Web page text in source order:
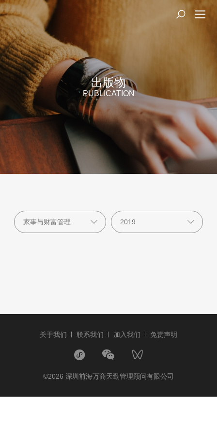
出版物
PUBLICATION
关于我们 联系我们 加入我们 免责声明
©2026 深圳前海万商天勤管理顾问有限公司